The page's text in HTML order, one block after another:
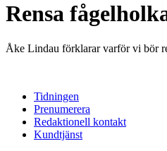
Rensa
Åke Lindau förklarar varför vi bör
Tidningen
Prenumerera
Redaktionell kontakt
Kundtjänst